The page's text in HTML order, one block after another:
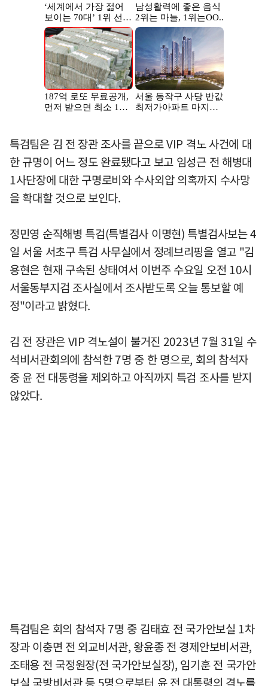
특검팀은 김 전 장관 조사를 끝으로 VIP 격노 사건에 대
한 규명이 어느 정도 완료됐다고 보고 임성근 전 해병대
1사단장에 대한 구명로비와 수사외압 의혹까지 수사망
을 확대할 것으로 보인다.
정민영 순직해병 특검(특별검사 이명현) 특별검사보는 4
일 서울 서초구 특검 사무실에서 정례브리핑을 열고 "김
용현은 현재 구속된 상태여서 이번주 수요일 오전 10시
서울동부지검 조사실에서 조사받도록 오늘 통보할 예
정"이라고 밝혔다.
김 전 장관은 VIP 격노설이 불거진 2023년 7월 31일 수
석비서관회의에 참석한 7명 중 한 명으로, 회의 참석자
중 윤 전 대통령을 제외하고 아직까지 특검 조사를 받지
않았다.
특검팀은 회의 참석자 7명 중 김태효 전 국가안보실 1차
장과 이충면 전 외교비서관, 왕윤종 전 경제안보비서관,
조태용 전 국정원장(전 국가안보실장), 임기훈 전 국가안